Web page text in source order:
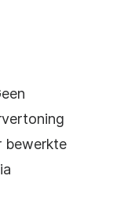
bewerkte